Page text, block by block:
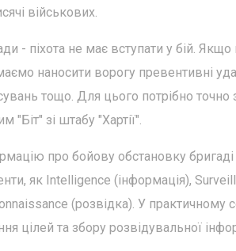
військових.
- піхота не має вступати у бій.
наносити ворогу превентивні
тощо. Для цього потрібно
"Біт" зі штабу "Хартії".
про бойову обстановку
як Intelligence (інформація),
(розвідка). У практичному
цілей та збору розвідувальної